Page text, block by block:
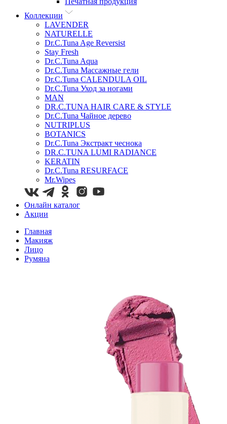
Коллекции
LAVENDER
NATURELLE
Dr.C.Tuna Age Reversist
Stay Fresh
Dr.C.Tuna Aqua
Dr.C.Tuna Массажные гели
Dr.C.Tuna CALENDULA OIL
Dr.C.Tuna Уход за ногами
MAN
DR.C.TUNA HAIR CARE & STYLE
Dr.C.Tuna Чайное дерево
NUTRIPLUS
BOTANICS
Dr.C.Tuna Экстракт чеснока
DR.C.TUNA LUMI RADIANCE
KERATIN
Dr.C.Tuna RESURFACE
Mr.Wipes
Онлайн каталог
Акции
Главная
Макияж
Лицо
Румяна